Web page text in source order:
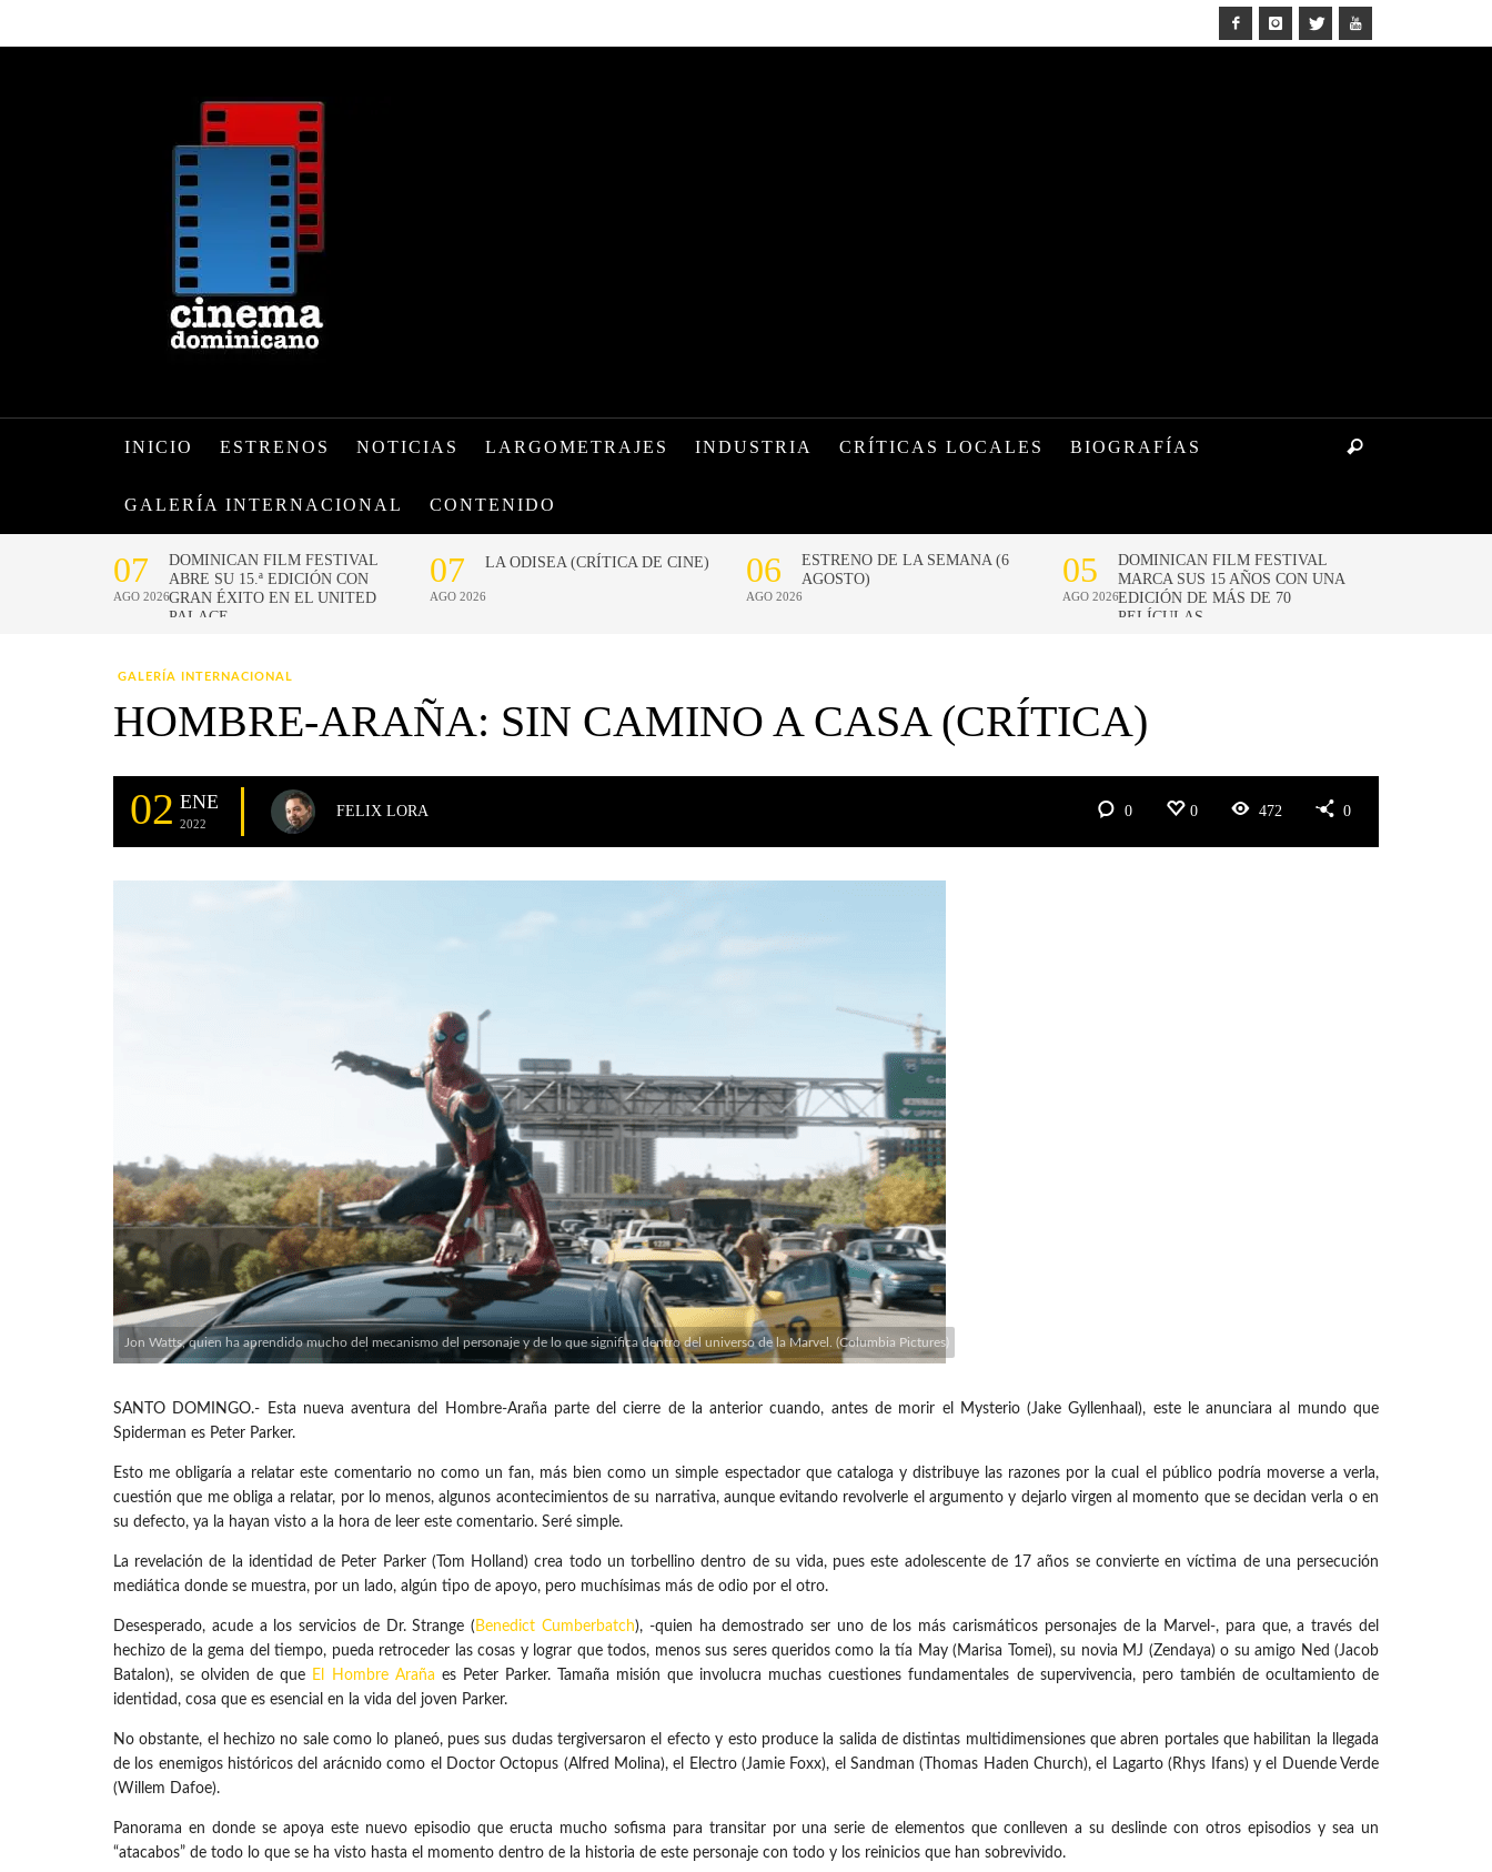
INICIO ESTRENOS NOTICIAS LARGOMETRAJES INDUSTRIA CRÍTICAS LOCALES BIOGRAFÍAS
GALERÍA INTERNACIONAL CONTENIDO
GALERÍA INTERNACIONAL
HOMBRE-ARAÑA: SIN CAMINO A CASA (CRÍTICA)
02 ENE
2022
FELIX LORA 0 0 472 0
Jon Watts, quien ha aprendido mucho del mecanismo del personaje y de lo que significa dentro del universo de la Marvel. (Columbia Pictures)
SANTO DOMINGO.- Esta nueva aventura del Hombre-Araña parte del cierre de la anterior cuando, antes de morir el Mysterio (Jake Gyllenhaal), este le anunciara al mundo que
Spiderman es Peter Parker.
Esto me obligaría a relatar este comentario no como un fan, más bien como un simple espectador que cataloga y distribuye las razones por la cual el público podría moverse a verla,
cuestión que me obliga a relatar, por lo menos, algunos acontecimientos de su narrativa, aunque evitando revolverle el argumento y dejarlo virgen al momento que se decidan verla o en
su defecto, ya la hayan visto a la hora de leer este comentario. Seré simple.
La revelación de la identidad de Peter Parker (Tom Holland) crea todo un torbellino dentro de su vida, pues este adolescente de 17 años se convierte en víctima de una persecución
mediática donde se muestra, por un lado, algún tipo de apoyo, pero muchísimas más de odio por el otro.
Desesperado, acude a los servicios de Dr. Strange ( Benedict Cumberbatch), -quien ha demostrado ser uno de los más carismáticos personajes de la Marvel-, para que, a través del
hechizo de la gema del tiempo, pueda retroceder las cosas y lograr que todos, menos sus seres queridos como la tía May (Marisa Tomei), su novia MJ (Zendaya) o su amigo Ned (Jacob
Batalon), se olviden de que El Hombre Araña es Peter Parker. Tamaña misión que involucra muchas cuestiones fundamentales de supervivencia, pero también de ocultamiento de
identidad, cosa que es esencial en la vida del joven Parker.
No obstante, el hechizo no sale como lo planeó, pues sus dudas tergiversaron el efecto y esto produce la salida de distintas multidimensiones que abren portales que habilitan la llegada
de los enemigos históricos del arácnido como el Doctor Octopus (Alfred Molina), el Electro (Jamie Foxx), el Sandman (Thomas Haden Church), el Lagarto (Rhys Ifans) y el Duende Verde
(Willem Dafoe).
Panorama en donde se apoya este nuevo episodio que eructa mucho sofisma para transitar por una serie de elementos que conlleven a su deslinde con otros episodios y sea un
“atacabos” de todo lo que se ha visto hasta el momento dentro de la historia de este personaje con todo y los reinicios que han sobrevivido.